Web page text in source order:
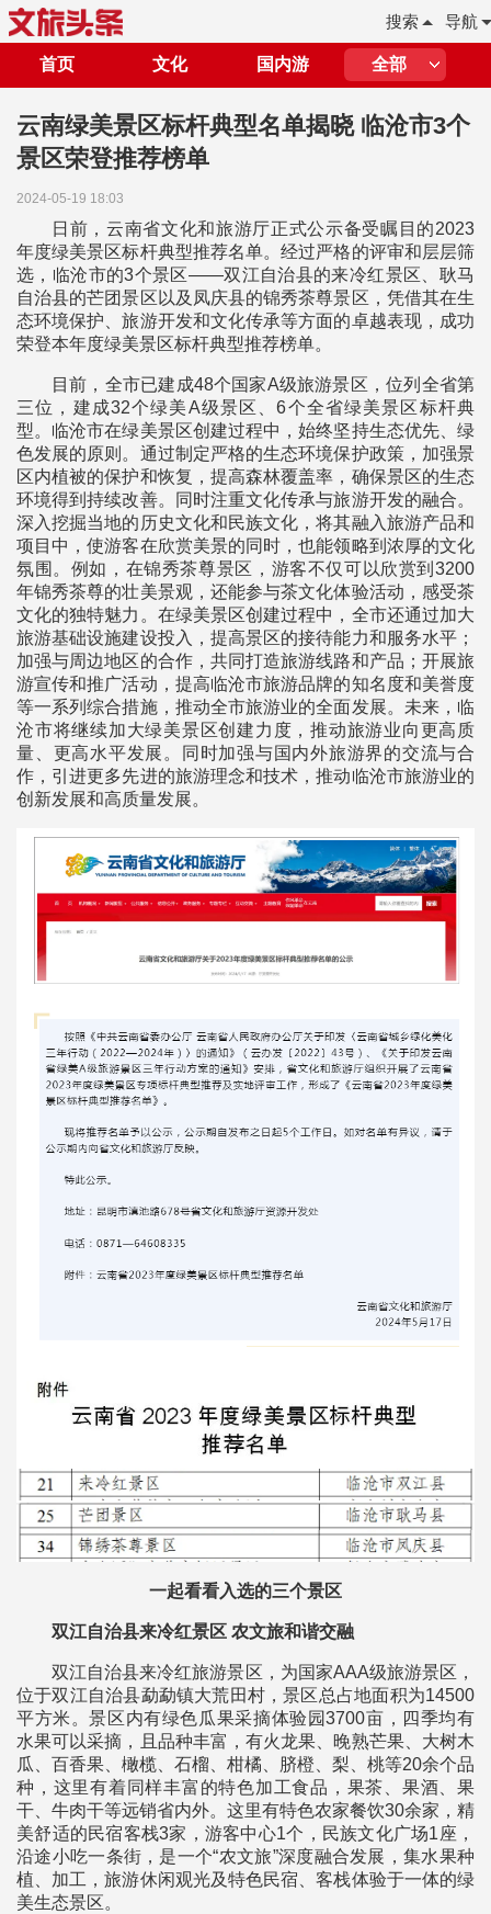
导航
搜索
首页 文化 国内游 全部
云南绿美景区标杆典型名单揭晓 临沧市3个
景区荣登推荐榜单
2024-05-19 18:03
日前，云南省文化和旅游厅正式公示备受瞩目的2023
年度绿美景区标杆典型推荐名单。经过严格的评审和层层筛
选，临沧市的3个景区——双江自治县的来冷红景区、耿马
自治县的芒团景区以及凤庆县的锦秀茶尊景区，凭借其在生
态环境保护、旅游开发和文化传承等方面的卓越表现，成功
荣登本年度绿美景区标杆典型推荐榜单。
目前，全市已建成48个国家A级旅游景区，位列全省第
三位，建成32个绿美A级景区、6个全省绿美景区标杆典
型。临沧市在绿美景区创建过程中，始终坚持生态优先、绿
色发展的原则。通过制定严格的生态环境保护政策，加强景
区内植被的保护和恢复，提高森林覆盖率，确保景区的生态
环境得到持续改善。同时注重文化传承与旅游开发的融合。
深入挖掘当地的历史文化和民族文化，将其融入旅游产品和
项目中，使游客在欣赏美景的同时，也能领略到浓厚的文化
氛围。例如，在锦秀茶尊景区，游客不仅可以欣赏到3200
年锦秀茶尊的壮美景观，还能参与茶文化体验活动，感受茶
文化的独特魅力。在绿美景区创建过程中，全市还通过加大
旅游基础设施建设投入，提高景区的接待能力和服务水平；
加强与周边地区的合作，共同打造旅游线路和产品；开展旅
游宣传和推广活动，提高临沧市旅游品牌的知名度和美誉度
等一系列综合措施，推动全市旅游业的全面发展。未来，临
沧市将继续加大绿美景区创建力度，推动旅游业向更高质
量、更高水平发展。同时加强与国内外旅游界的交流与合
作，引进更多先进的旅游理念和技术，推动临沧市旅游业的
创新发展和高质量发展。
一起看看入选的三个景区
双江自治县来冷红景区 农文旅和谐交融
双江自治县来冷红旅游景区，为国家AAA级旅游景区，
位于双江自治县勐勐镇大荒田村，景区总占地面积为14500
平方米。景区内有绿色瓜果采摘体验园3700亩，四季均有
水果可以采摘，且品种丰富，有火龙果、晚熟芒果、大树木
瓜、百香果、橄榄、石榴、柑橘、脐橙、梨、桃等20余个品
种，这里有着同样丰富的特色加工食品，果茶、果酒、果
干、牛肉干等远销省内外。这里有特色农家餐饮30余家，精
美舒适的民宿客栈3家，游客中心1个，民族文化广场1座，
沿途小吃一条街，是一个“农文旅”深度融合发展，集水果种
植、加工，旅游休闲观光及特色民宿、客栈体验于一体的绿
美生态景区。